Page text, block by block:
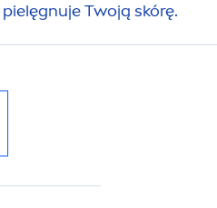
Twoją skórę.